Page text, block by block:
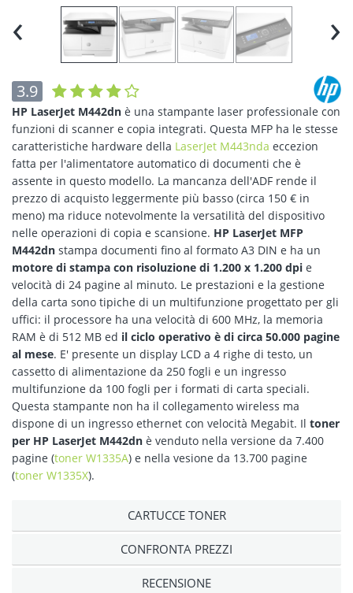
‹ ›
3.9
HP LaserJet M442dn è una stampante laser professionale con
funzioni di scanner e copia integrati. Questa MFP ha le stesse
caratteristiche hardware della LaserJet M443nda eccezion
fatta per l'alimentatore automatico di documenti che è
assente in questo modello. La mancanza dell'ADF rende il
prezzo di acquisto leggermente più basso (circa 150 € in
meno) ma riduce notevolmente la versatilità del dispositivo
nelle operazioni di copia e scansione. HP LaserJet MFP
M442dn stampa documenti fino al formato A3 DIN e ha un
motore di stampa con risoluzione di 1.200 x 1.200 dpi e
velocità di 24 pagine al minuto. Le prestazioni e la gestione
della carta sono tipiche di un multifunzione progettato per gli
uffici: il processore ha una velocità di 600 MHz, la memoria
RAM è di 512 MB ed il ciclo operativo è di circa 50.000 pagine
al mese. E' presente un display LCD a 4 righe di testo, un
cassetto di alimentazione da 250 fogli e un ingresso
multifunzione da 100 fogli per i formati di carta speciali.
Questa stampante non ha il collegamento wireless ma
dispone di un ingresso ethernet con velocità Megabit. Il toner
per HP LaserJet M442dn è venduto nella versione da 7.400
pagine (toner W1335A) e nella vesione da 13.700 pagine
(toner W1335X).
CARTUCCE TONER
CONFRONTA PREZZI
RECENSIONE